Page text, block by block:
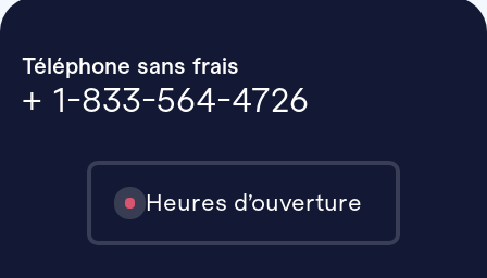
Téléphone sans frais
+ 1-833-564-4726
Heures d’ouverture